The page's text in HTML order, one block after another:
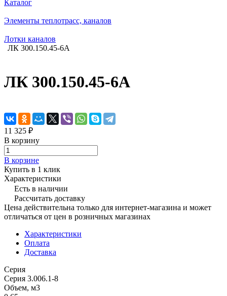
Каталог
Элементы теплотрасс, каналов
Лотки каналов
ЛК 300.150.45-6A
ЛК 300.150.45-6A
11 325 ₽
В корзину
В корзине
Купить в 1 клик
Характеристики
Есть в наличии
Рассчитать доставку
Цена действительна только для интернет-магазина и может
отличаться от цен в розничных магазинах
Характеристики
Оплата
Доставка
Серия
Серия 3.006.1-8
Объем, м3